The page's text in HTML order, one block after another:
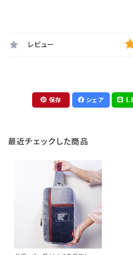
レビュー
保存 シェア
最近チェックした商品